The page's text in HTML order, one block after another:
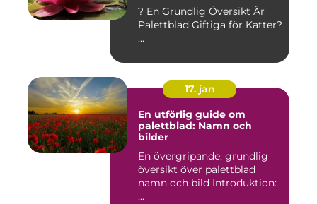
? En Grundlig Översikt Är
Palettblad Giftiga för Katter?
...
17. jan
En utförlig guide om
palettblad: Namn och
bilder
En övergripande, grundlig
översikt över palettblad
namn och bild Introduktion:
...